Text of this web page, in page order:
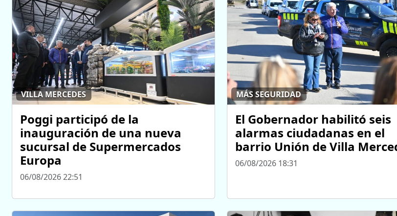
VILLA MERCEDES
Poggi participó de la
inauguración de una nueva
sucursal de Supermercados
Europa
06/08/2026 22:51
MÁS SEGURIDAD
El Gobernador habilitó seis
alarmas ciudadanas en el
barrio Unión de Villa
06/08/2026 18:31